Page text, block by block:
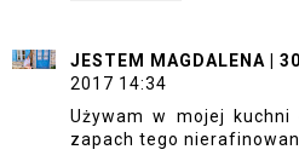
JESTEM MAGDALENA |
2017 14:34
Używam w mojej
zapach tego